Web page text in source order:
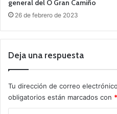
general del O Gran Camiño
26 de febrero de 2023
Deja una respuesta
Tu dirección de correo
obligatorios están marcados con *